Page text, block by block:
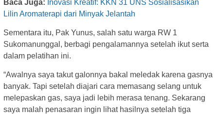
Baca Juga: Inovasi Kreatif: KKN 31 UNS Sosialisasikan
Lilin Aromaterapi dari Minyak Jelantah
Sementara itu, Pak Yunus, salah satu warga RW 1
Sukomanunggal, berbagi pengalamannya setelah ikut serta
dalam pelatihan ini.
“Awalnya saya takut galonnya bakal meledak karena gasnya
banyak. Tapi setelah diajari cara memasang selang untuk
melepaskan gas, saya jadi lebih merasa tenang. Sekarang
saya malah penasaran ingin lihat hasilnya setelah tiga